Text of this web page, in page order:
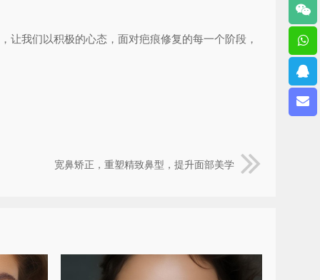
我们以积极的心态，面对疤痕修复的每一个阶段，
宽鼻矫正，重塑精致鼻型，提升面部美学